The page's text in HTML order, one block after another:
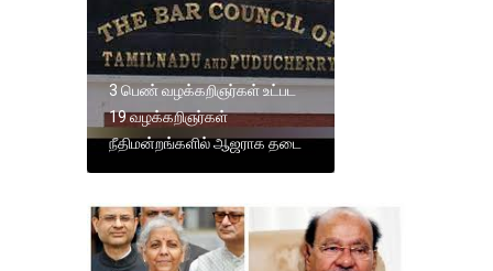
3 பெண் வழக்கறிஞர்கள் உட்பட
19 வழக்கறிஞர்கள்
நீதிமன்றங்களில் ஆஜராக தடை